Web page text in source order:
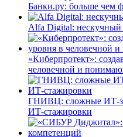
Банки.ру: больше чем
Alfa Digital: нескучный
«Киберпротект»:
человечной и
ГНИВЦ: сложные
ИТ‑стажировки